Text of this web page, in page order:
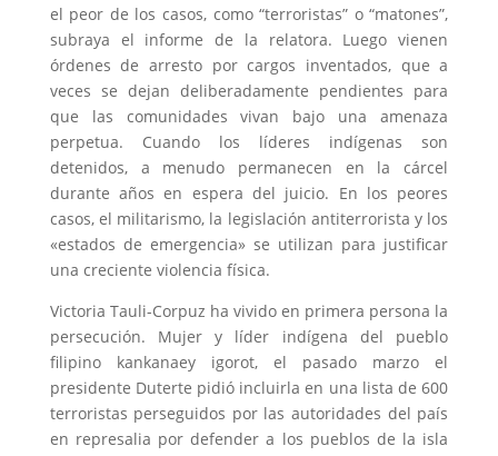
el peor de los casos, como “terroristas” o “matones”,
subraya el informe de la relatora. Luego vienen
órdenes de arresto por cargos inventados, que a
veces se dejan deliberadamente pendientes para
que las comunidades vivan bajo una amenaza
perpetua. Cuando los líderes indígenas son
detenidos, a menudo permanecen en la cárcel
durante años en espera del juicio. En los peores
casos, el militarismo, la legislación antiterrorista y los
«estados de emergencia» se utilizan para justificar
una creciente violencia física.
Victoria Tauli-Corpuz ha vivido en primera persona la
persecución. Mujer y líder indígena del pueblo
filipino kankanaey igorot, el pasado marzo el
presidente Duterte pidió incluirla en una lista de 600
terroristas perseguidos por las autoridades del país
en represalia por defender a los pueblos de la isla